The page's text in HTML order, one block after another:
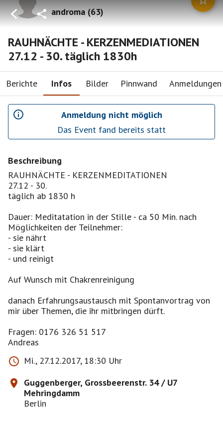
androma(63)
RAUHNÄCHTE - KERZENMEDIATIONEN
27.12 - 30. täglich 1830h
Berichte Infos Bilder Pinnwand Anmeldungen
Anmeldung nicht möglich
Das Event fand bereits statt
Beschreibung
RAUHNÄCHTE - KERZENMEDITATIONEN
27.12 - 30.
täglich ab 1830 h
Dauer: Meditatation in der Stille - ca 50 Min. nach
Möglichkeiten der Teilnehmer:
- sie nährt
- sie klärt
- und reinigt
Auf Wunsch mit Chakrenreinigung
danach Erfahrungsaustausch mit Spontanvortrag von
mir über Themen, die ihr mitbringen dürft.
Fragen: 0176 326 51 517
Andreas
Mi., 27.12.2017, 18:30 Uhr
Guggenberger, Grossbeerenstr. 34 / U7
Mehringdamm
Berlin